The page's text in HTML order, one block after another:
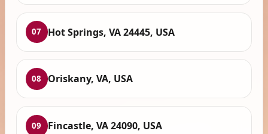
07 Hot Springs, VA 24445, USA
08 Oriskany, VA, USA
09 Fincastle, VA 24090, USA